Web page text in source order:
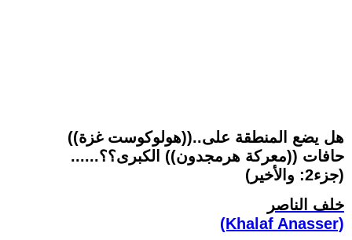
((هولوكوست غزة))..هل يضع المنطقة على
حافات ((معركة هرمجدون)) الكبرى؟؟......
(جزء2: والأخير)
خلف الناصر
(Khalaf Anasser)